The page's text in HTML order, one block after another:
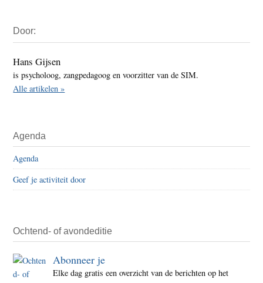
Sidebar
Door:
Hans Gijsen
is psycholoog, zangpedagoog en voorzitter van de SIM.
Alle artikelen »
Agenda
Agenda
Geef je activiteit door
Ochtend- of avondeditie
Abonneer je
Elke dag gratis een overzicht van de berichten op het